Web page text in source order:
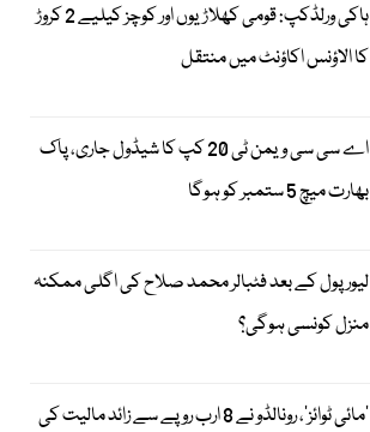
ہاکی ورلڈکپ: قومی کھلاڑیوں اور کوچز کیلیے 2 کروڑ
کا الاؤنس اکاؤنٹ میں منتقل
اے سی سی ویمن ٹی 20 کپ کا شیڈول جاری، پاک
بھارت میچ 5 ستمبر کو ہوگا
لیور پول کے بعد فٹبالر محمد صلاح کی اگلی ممکنہ
منزل کونسی ہوگی؟
’مائی ٹوائز‘، رونالڈو نے 8 ارب روپے سے زائد مالیت کی